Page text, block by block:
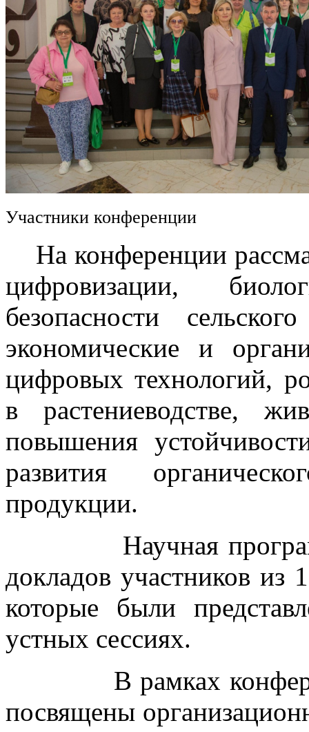
Участники конференции
На конференции
цифровизации,
безопасности
экономические и
цифровых технологий,
в растениеводстве,
повышения
развития
продукции.
Научная программа
докладов участников из
которые были
устных сессиях.
В рамках
посвящены